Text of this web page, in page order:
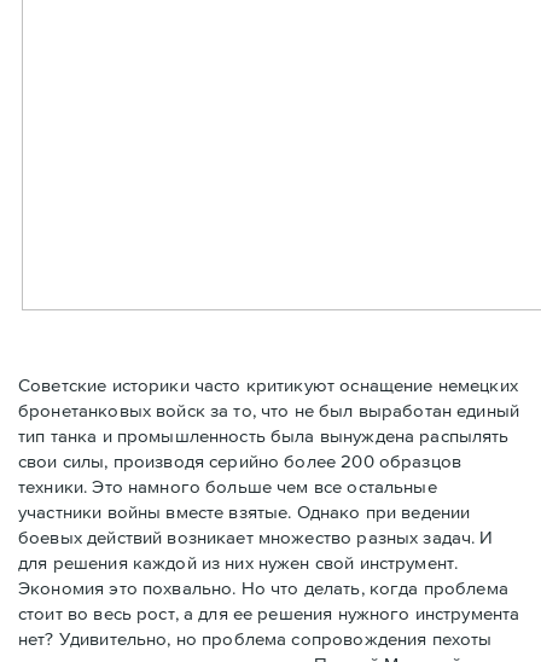
Советские историки часто критикуют оснащение немецких
бронетанковых войск за то, что не был выработан единый
тип танка и промышленность была вынуждена распылять
свои силы, производя серийно более 200 образцов
техники. Это намного больше чем все остальные
участники войны вместе взятые. Однако при ведении
боевых действий возникает множество разных задач. И
для решения каждой из них нужен свой инструмент.
Экономия это похвально. Но что делать, когда проблема
стоит во весь рост, а для ее решения нужного инструмента
нет? Удивительно, но проблема сопровождения пехоты